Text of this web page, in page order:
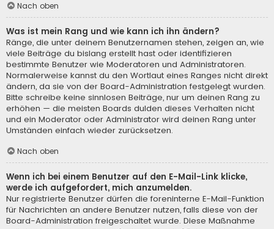
Nach oben
Was ist mein Rang und wie kann ich ihn ändern?
Ränge, die unter deinem Benutzernamen stehen, zeigen an, wie
viele Beiträge du bislang erstellt hast oder identifizieren
bestimmte Benutzer wie Moderatoren und Administratoren.
Normalerweise kannst du den Wortlaut eines Ranges nicht direkt
ändern, da sie von der Board-Administration festgelegt wurden.
Bitte schreibe keine sinnlosen Beiträge, nur um deinen Rang zu
erhöhen — die meisten Boards dulden dieses Verhalten nicht
und ein Moderator oder Administrator wird deinen Rang unter
Umständen einfach wieder zurücksetzen.
Nach oben
Wenn ich bei einem Benutzer auf den E-Mail-Link klicke,
werde ich aufgefordert, mich anzumelden.
Nur registrierte Benutzer dürfen die foreninterne E-Mail-Funktion
für Nachrichten an andere Benutzer nutzen, falls diese von der
Board-Administration freigeschaltet wurde. Diese Maßnahme